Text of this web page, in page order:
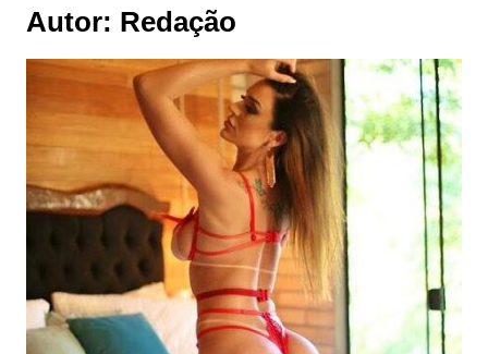
Autor: Redação